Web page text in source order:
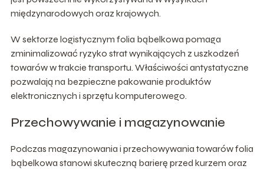
międzynarodowych oraz krajowych.
W sektorze logistycznym folia bąbelkowa pomaga
zminimalizować ryzyko strat wynikających z uszkodzeń
towarów w trakcie transportu. Właściwości antystatyczne
pozwalają na bezpieczne pakowanie produktów
elektronicznych i sprzętu komputerowego.
Przechowywanie i magazynowanie
Podczas magazynowania i przechowywania towarów folia
bąbelkowa stanowi skuteczną barierę przed kurzem oraz